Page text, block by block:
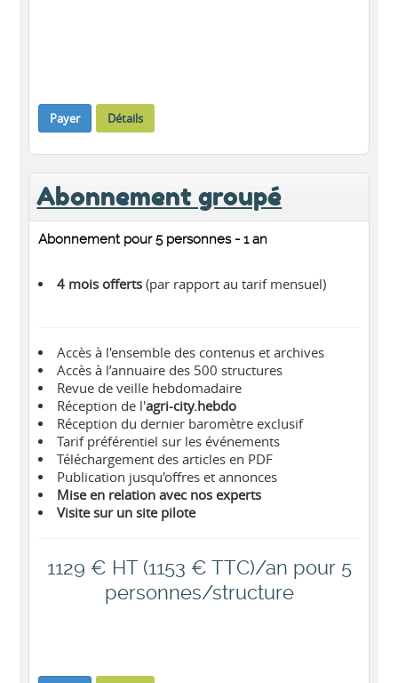
Payer Détails
Abonnement groupé
Abonnement pour 5 personnes - 1 an
4 mois offerts(par rapport au tarif mensuel)
Accès à l'ensemble des contenus et archives
Accès à l’annuaire des 500 structures
Revue de veille hebdomadaire
Réception de l'agri-city.hebdo
Réception du dernier baromètre exclusif
Tarif préférentiel sur les événements
Téléchargement des articles en PDF
Publication jusqu'offres et annonces
Mise en relation avec nos experts
Visite sur un site pilote
1129 € HT (1153 € TTC)/an pour 5
personnes/structure